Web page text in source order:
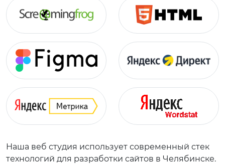
Наша веб студия использует современный стек
технологий для разработки сайтов в Челябинске.